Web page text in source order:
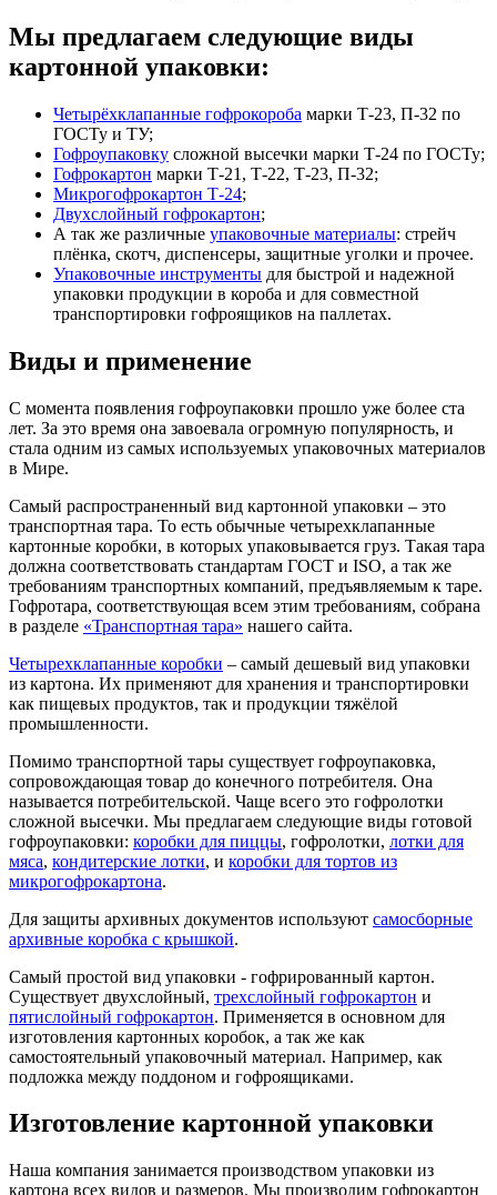
Мы предлагаем следующие виды
картонной упаковки:
Четырёхклапанные гофрокороба марки Т-23, П-32 по
ГОСТу и ТУ;
Гофроупаковку сложной высечки марки Т-24 по ГОСТу;
Гофрокартон марки Т-21, Т-22, Т-23, П-32;
Микрогофрокартон Т-24;
Двухслойный гофрокартон;
А так же различные упаковочные материалы: стрейч
плёнка, скотч, диспенсеры, защитные уголки и прочее.
Упаковочные инструменты для быстрой и надежной
упаковки продукции в короба и для совместной
транспортировки гофроящиков на паллетах.
Виды и применение
С момента появления гофроупаковки прошло уже более ста
лет. За это время она завоевала огромную популярность, и
стала одним из самых используемых упаковочных материалов
в Мире.
Самый распространенный вид картонной упаковки – это
транспортная тара. То есть обычные четырехклапанные
картонные коробки, в которых упаковывается груз. Такая тара
должна соответствовать стандартам ГОСТ и ISO, а так же
требованиям транспортных компаний, предъявляемым к таре.
Гофротара, соответствующая всем этим требованиям, собрана
в разделе «Транспортная тара» нашего сайта.
Четырехклапанные коробки – самый дешевый вид упаковки
из картона. Их применяют для хранения и транспортировки
как пищевых продуктов, так и продукции тяжёлой
промышленности.
Помимо транспортной тары существует гофроупаковка,
сопровождающая товар до конечного потребителя. Она
называется потребительской. Чаще всего это гофролотки
сложной высечки. Мы предлагаем следующие виды готовой
гофроупаковки: коробки для пиццы, гофролотки, лотки для
мяса, кондитерские лотки, и коробки для тортов из
микрогофрокартона.
Для защиты архивных документов используют самосборные
архивные коробка с крышкой.
Самый простой вид упаковки - гофрированный картон.
Существует двухслойный, трехслойный гофрокартон и
пятислойный гофрокартон. Применяется в основном для
изготовления картонных коробок, а так же как
самостоятельный упаковочный материал. Например, как
подложка между поддоном и гофроящиками.
Изготовление картонной упаковки
Наша компания занимается производством упаковки из
картона всех видов и размеров. Мы производим гофрокартон